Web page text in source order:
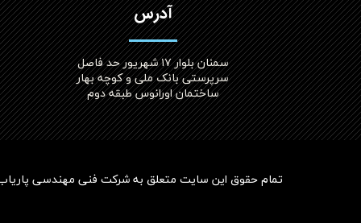
آدرس
سمنان بلوار ۱۷ شهریور حد فاصل
سرپرستی بانک ملی و کوچه بهار
ساختمان اورانوس طبقه دوم
تمام حقوق این سایت متعلق به شرکت فنی مهندسی